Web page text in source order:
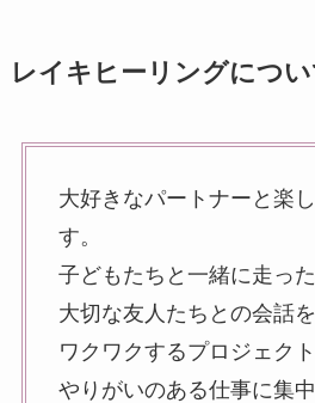
レイキヒーリングについ
大好きなパートナーと楽
す。
子どもたちと一緒に走った
大切な友人たちとの会話を
ワクワクするプロジェクト
やりがいのある仕事に集中